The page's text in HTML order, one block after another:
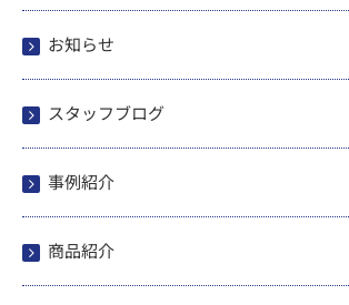
お知らせ
スタッフブログ
事例紹介
商品紹介